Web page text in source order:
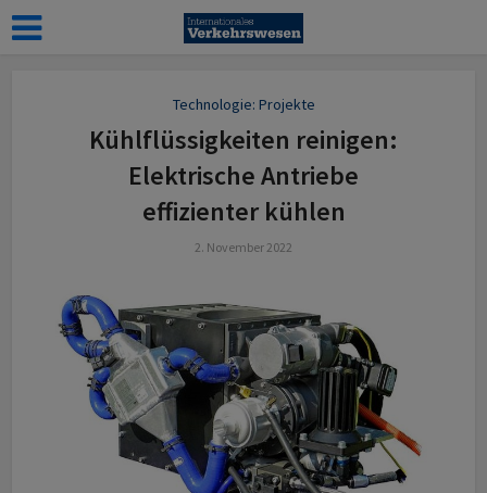
Technologie: Projekte
Kühlflüssigkeiten reinigen:
Elektrische Antriebe
effizienter kühlen
2. November 2022